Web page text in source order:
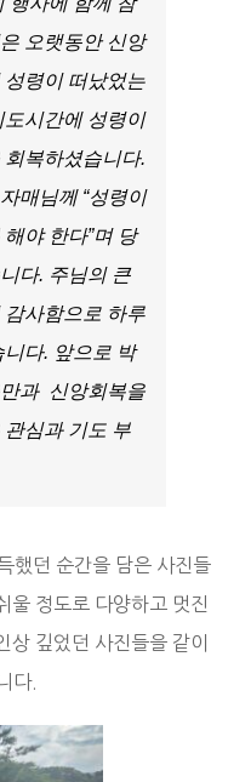
오랫동안 신앙
령이 떠났었는
시간에 성령이
복하셨습니다.
매님께 “성령이
야 한다”며 당
다. 주님의 큰
사함으로 하루
다. 앞으로 박
과 신앙회복을
심과 기도 부
했던 순간을 담은 사진들
울 정도로 다양하고 멋진
상 깊었던 사진들을 같이
다.